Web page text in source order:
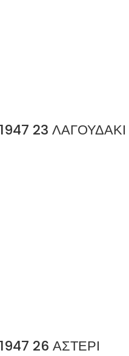
23 ΛΑΓΟΥΔΑΚΙ
26 ΑΣΤΕΡΙ